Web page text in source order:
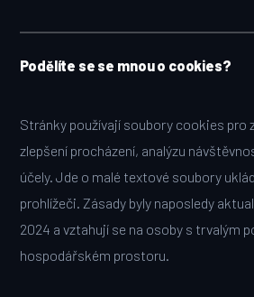
Podělíte se se mnou o cookies?
Stránky používají soubory cookies
zlepšení procházení, analýzu
účely. Jde o malé textové soubory
prohlížeči. Zásady byly naposledy
2024 a vztahují se na osoby s trvalým
hospodářském prostoru.